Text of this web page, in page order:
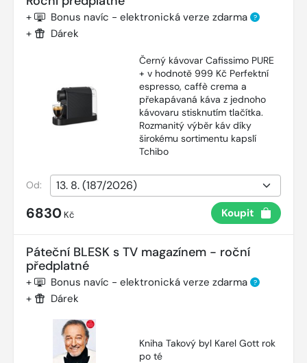
+ Bonus navíc - elektronická verze zdarma ?
+ Dárek
Černý kávovar Cafissimo PURE
+ v hodnotě 999 Kč Perfektní
espresso, caffè crema a
překapávaná káva z jednoho
kávovaru stisknutím tlačítka.
Rozmanitý výběr káv díky
širokému sortimentu kapslí
Tchibo
Od:
6830 Kč Koupit
Páteční BLESK s TV magazínem - roční
předplatné
+ Bonus navíc - elektronická verze zdarma ?
+ Dárek
Kniha Takový byl Karel Gott rok
po té